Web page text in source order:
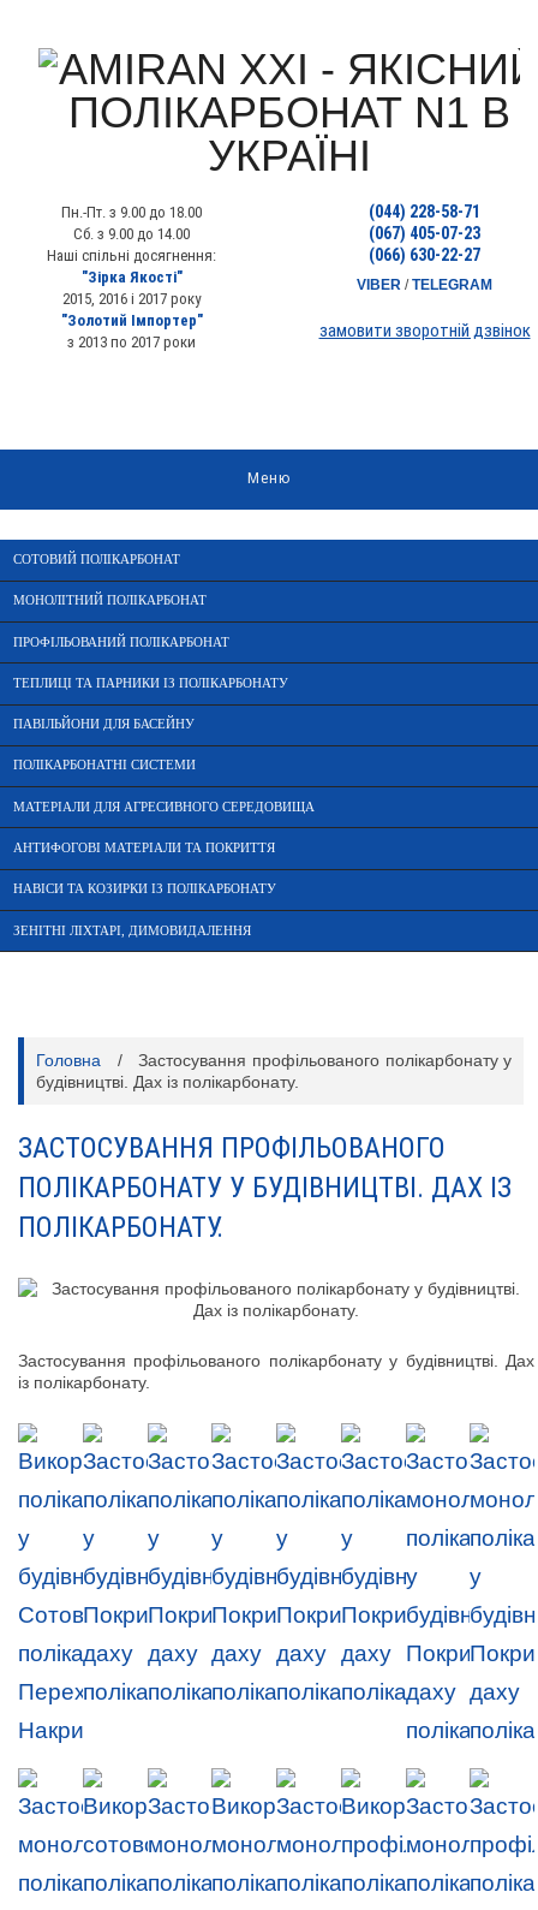
Пн.-Пт. з 9.00 до 18.00
Сб. з 9.00 до 14.00
Наші спільні досягнення:
"Зірка Якості"
2015, 2016 і 2017 року
"Золотий Імпортер"
з 2013 по 2017 роки
(044) 228-58-71
(067) 405-07-23
(066) 630-22-27
VIBER /TELEGRAM
замовити зворотній дзвінок
Меню
СОТОВИЙ ПОЛІКАРБОНАТ
МОНОЛІТНИЙ ПОЛІКАРБОНАТ
ПРОФІЛЬОВАНИЙ ПОЛІКАРБОНАТ
ТЕПЛИЦІ ТА ПАРНИКИ ІЗ ПОЛІКАРБОНАТУ
ПАВІЛЬЙОНИ ДЛЯ БАСЕЙНУ
ПОЛІКАРБОНАТНІ СИСТЕМИ
МАТЕРІАЛИ ДЛЯ АГРЕСИВНОГО СЕРЕДОВИЩА
АНТИФОГОВІ МАТЕРІАЛИ ТА ПОКРИТТЯ
НАВІСИ ТА КОЗИРКИ ІЗ ПОЛІКАРБОНАТУ
ЗЕНІТНІ ЛІХТАРІ, ДИМОВИДАЛЕННЯ
Головна /
Застосування профільованого полікарбонату у
будівництві. Дах із полікарбонату.
ЗАСТОСУВАННЯ ПРОФІЛЬОВАНОГО
ПОЛІКАРБОНАТУ У БУДІВНИЦТВІ. ДАХ ІЗ
ПОЛІКАРБОНАТУ.
Застосування профільованого полікарбонату у будівництві. Дах
із полікарбонату.